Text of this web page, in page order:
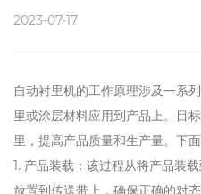
2023-07-17
自动衬里机的工作原理涉及一系
里或涂层材料应用到产品上。目
里，提高产品质量和生产量。下
1. 产品装载：该过程从将产品装
放置到传送带上，确保正确的对